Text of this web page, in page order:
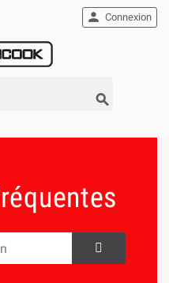

 Connexion